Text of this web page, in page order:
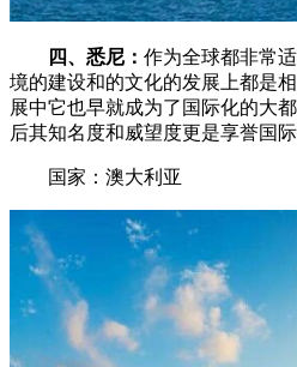
四、悉尼： 作为全球都非常
境的建设和的文化的发展上都是
展中它也早就成为了国际化的大
后其知名度和威望度更是享誉国际
国家：澳大利亚